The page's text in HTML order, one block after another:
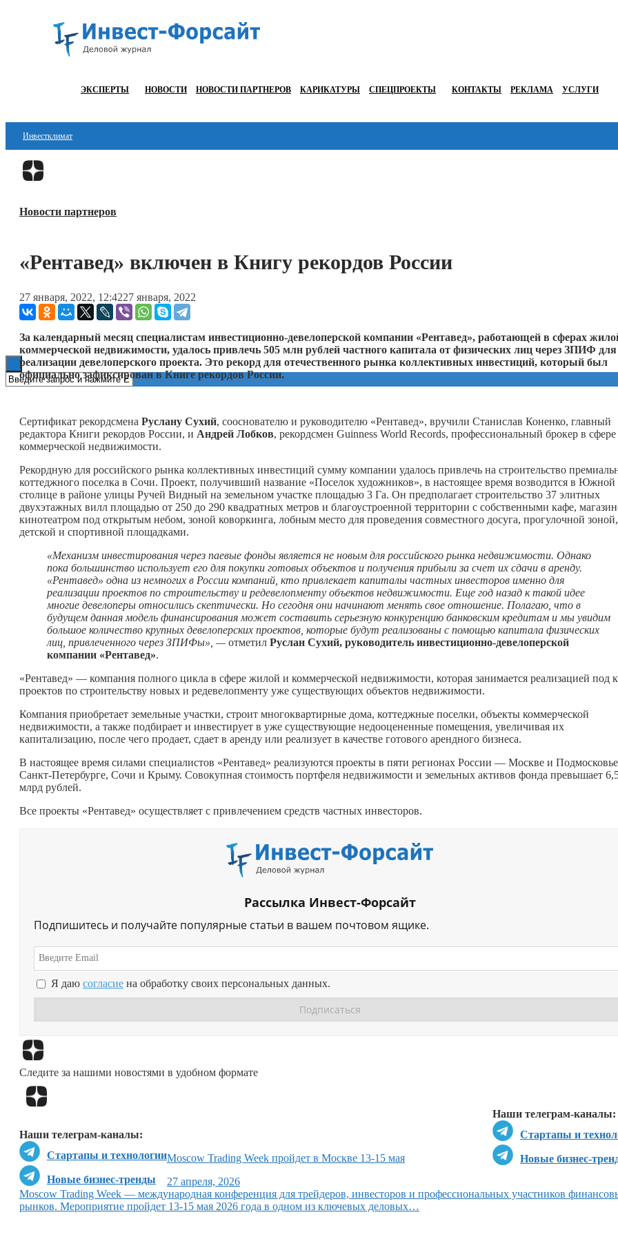
ЭКСПЕРТЫ НОВОСТИ НОВОСТИ ПАРТНЕРОВ КАРИКАТУРЫ СПЕЦПРОЕКТЫ КОНТАКТЫ РЕКЛАМА УСЛУГИ
Инвестклимат
Финансы
Блокчейн
ESG
Новости партнеров
«Рентавед» включен в Книгу рекордов России
27 января, 2022, 12:4227 января, 2022
За календарный месяц специалистам инвестиционно-девелоперской компании «Рентавед», работающей в сферах
коммерческой недвижимости, удалось привлечь 505 млн рублей частного капитала от физических лиц через ЗПИФ для
реализации девелоперского проекта. Это рекорд для отечественного рынка коллективных инвестиций, который был
официально зафиксирован в Книге рекордов России.
Сертификат рекордсмена Руслану Сухий, сооснователю и руководителю «Рентавед», вручили Станислав Коненко, главный
редактора Книги рекордов России, и Андрей Лобков, рекордсмен Guinness World Records, профессиональный брокер в сфере
коммерческой недвижимости.
Рекордную для российского рынка коллективных инвестиций сумму компании удалось привлечь на строительство
коттеджного поселка в Сочи. Проект, получивший название «Поселок художников», в настоящее время возводится в Южной
столице в районе улицы Ручей Видный на земельном участке площадью 3 Га. Он предполагает строительство 37 элитных
двухэтажных вилл площадью от 250 до 290 квадратных метров и благоустроенной территории с собственными кафе,
кинотеатром под открытым небом, зоной коворкинга, лобным место для проведения совместного досуга, прогулочной зоной,
детской и спортивной площадками.
«Механизм инвестирования через паевые фонды является не новым для российского рынка недвижимости. Однако
пока большинство использует его для покупки готовых объектов и получения прибыли за счет их сдачи в аренду.
«Рентавед» одна из немногих в России компаний, кто привлекает капиталы частных инвесторов именно для
реализации проектов по строительству и редевелопменту объектов недвижимости. Еще год назад к такой идее
многие девелоперы относились скептически. Но сегодня они начинают менять свое отношение. Полагаю, что в
будущем данная модель финансирования может составить серьезную конкуренцию банковским кредитам и мы увидим
большое количество крупных девелоперских проектов, которые будут реализованы с помощью капитала физических
лиц, привлеченного через ЗПИФы», —отметил Руслан Сухий, руководитель инвестиционно-девелоперской
компании «Рентавед».
«Рентавед» — компания полного цикла в сфере жилой и коммерческой недвижимости, которая занимается реализацией под
проектов по строительству новых и редевелопменту уже существующих объектов недвижимости.
Компания приобретает земельные участки, строит многоквартирные дома, коттеджные поселки, объекты коммерческой
недвижимости, а также подбирает и инвестирует в уже существующие недооцененные помещения, увеличивая их
капитализацию, после чего продает, сдает в аренду или реализует в качестве готового арендного бизнеса.
В настоящее время силами специалистов «Рентавед» реализуются проекты в пяти регионах России — Москве и
Санкт-Петербурге, Сочи и Крыму. Совокупная стоимость портфеля недвижимости и земельных активов фонда превышает
млрд рублей.
Все проекты «Рентавед» осуществляет с привлечением средств частных инвесторов.
Рассылка Инвест-Форсайт
Подпишитесь и получайте популярные статьи в вашем почтовом ящике.
Я даю согласие на обработку своих персональных данных.
Следите за нашими новостями в удобном формате
Наши телеграм-каналы:
Стартапы и
Новые бизнес-
Наши телеграм-каналы:
Стартапы и технологии
Новые бизнес-тренды
Moscow Trading Week пройдет в Москве 13-15 мая
27 апреля, 2026
Moscow Trading Week — международная конференция для трейдеров, инвесторов и профессиональных участников
рынков. Мероприятие пройдет 13-15 мая 2026 года в одном из ключевых деловых…